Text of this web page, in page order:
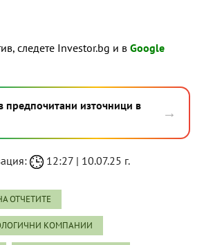
следете Investor.bg и в Google
предпочитани източници в
→
12:27 | 10.07.25 г.
ОТЧЕТИТЕ
КОМПАНИИ